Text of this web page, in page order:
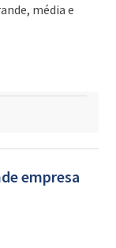
média e
empresa